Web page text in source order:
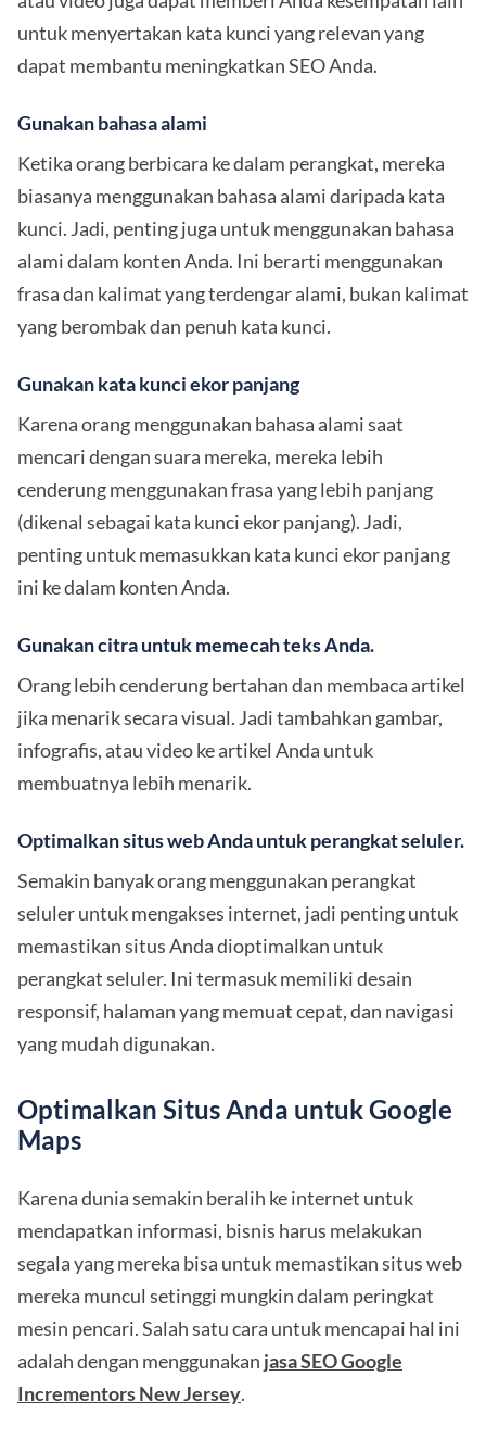
untuk menyertakan kata kunci yang relevan yang
dapat membantu meningkatkan SEO Anda.
Gunakan bahasa alami
Ketika orang berbicara ke dalam perangkat, mereka
biasanya menggunakan bahasa alami daripada kata
kunci. Jadi, penting juga untuk menggunakan bahasa
alami dalam konten Anda. Ini berarti menggunakan
frasa dan kalimat yang terdengar alami, bukan kalimat
yang berombak dan penuh kata kunci.
Gunakan kata kunci ekor panjang
Karena orang menggunakan bahasa alami saat
mencari dengan suara mereka, mereka lebih
cenderung menggunakan frasa yang lebih panjang
(dikenal sebagai kata kunci ekor panjang). Jadi,
penting untuk memasukkan kata kunci ekor panjang
ini ke dalam konten Anda.
Gunakan citra untuk memecah teks Anda.
Orang lebih cenderung bertahan dan membaca artikel
jika menarik secara visual. Jadi tambahkan gambar,
infografis, atau video ke artikel Anda untuk
membuatnya lebih menarik.
Optimalkan situs web Anda untuk perangkat seluler.
Semakin banyak orang menggunakan perangkat
seluler untuk mengakses internet, jadi penting untuk
memastikan situs Anda dioptimalkan untuk
perangkat seluler. Ini termasuk memiliki desain
responsif, halaman yang memuat cepat, dan navigasi
yang mudah digunakan.
Optimalkan Situs Anda untuk Google
Maps
Karena dunia semakin beralih ke internet untuk
mendapatkan informasi, bisnis harus melakukan
segala yang mereka bisa untuk memastikan situs web
mereka muncul setinggi mungkin dalam peringkat
mesin pencari. Salah satu cara untuk mencapai hal ini
adalah dengan menggunakan jasa SEO Google
Incrementors New Jersey.